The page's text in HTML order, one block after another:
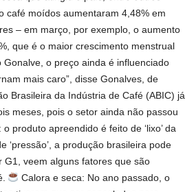
café moídos aumentaram 4,48% em
– em março, por exemplo, o aumento
que é o maior crescimento menstrual
o preço ainda é influenciado
mais caro”, disse Gonalves, de
Brasileira da Indústria de Café (ABIC) já
meses, pois o setor ainda não passou
produto apreendido é feito de ‘lixo’ da
‘pressão’, a produção brasileira pode
veem alguns fatores que são
Calora e seca: No ano passado, o